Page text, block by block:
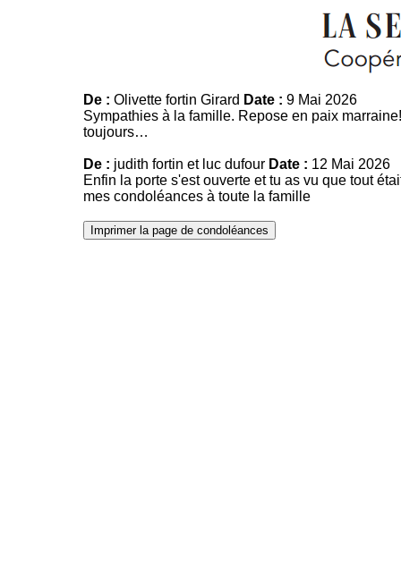
De : Olivette fortin Girard Date : 9 Mai 2026
Sympathies à la famille. Repose en paix
toujours…
De : judith fortin et luc dufour Date : 12 Mai 2026
Enfin la porte s'est ouverte et tu as vu que tout
mes condoléances à toute la famille
Imprimer la page de condoléances